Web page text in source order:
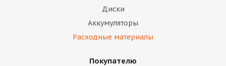
Диски
Аккумуляторы
Расходные материалы
Покупателю